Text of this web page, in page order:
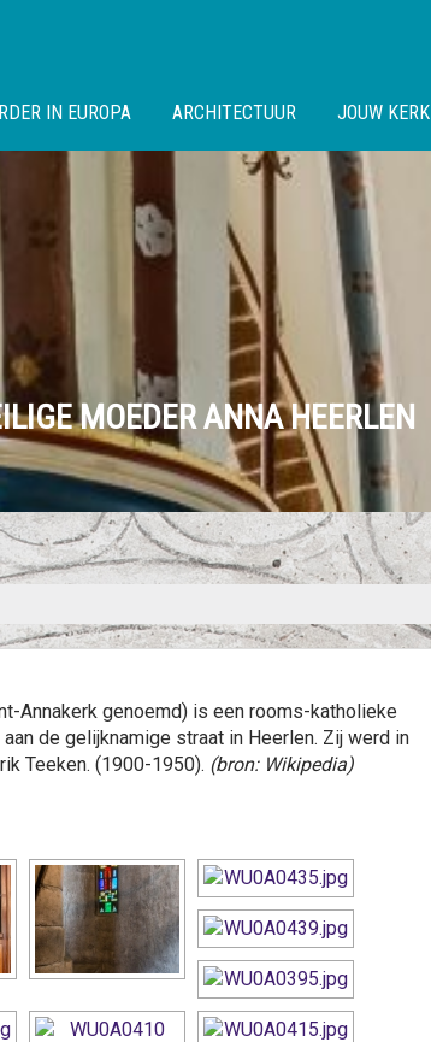
IN EUROPA ARCHITECTUUR JOUW KERK
MOEDER ANNA HEERLEN
Annakerk genoemd) is een rooms-katholieke
de gelijknamige straat in Heerlen. Zij werd in
Teeken. (1900-1950). (bron: Wikipedia)